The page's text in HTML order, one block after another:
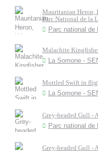
Mauritanian Heron,
Parc National de la
Parc national de
Malachite
La Somone -
Mottled Swift in
La Somone -
Grey-headed Gull -
Parc national de
Grey-headed Gull -